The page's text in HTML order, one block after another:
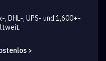
, DHL-, UPS- und 1,600+-
>